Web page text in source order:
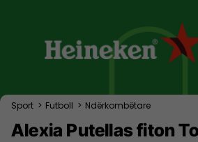
Sport > Futboll > Ndërkombëtare
Alexia Putellas fiton